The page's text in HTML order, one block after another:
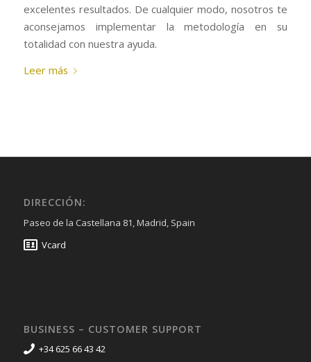
excelentes resultados. De cualquier modo, nosotros te
aconsejamos implementar la metodología en su
totalidad con nuestra ayuda.
Leer más
DIRECCIÓN:
Paseo de la Castellana 81, Madrid, Spain
Vcard
BUSINESS – CUSTOMER SUPPORT
+34 625 66 43 42